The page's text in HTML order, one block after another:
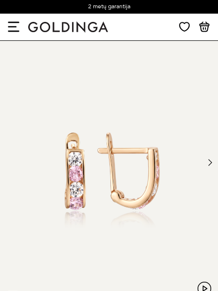
2 metų garantija